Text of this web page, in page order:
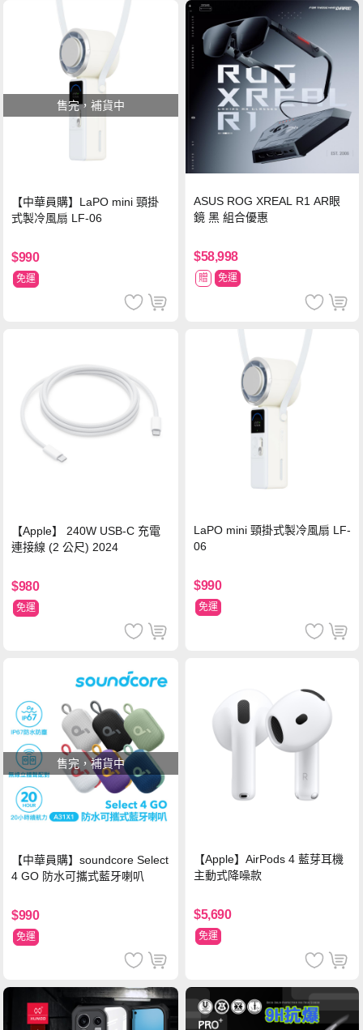
售完，補貨中
【中華員購】LaPO mini 頸掛
式製冷風扇 LF-06
$990
免運
ASUS ROG XREAL R1 AR眼
鏡 黑 組合優惠
$58,998
贈 免運
【Apple】 240W USB-C 充電
連接線 (2 公尺) 2024
$980
免運
LaPO mini 頸掛式製冷風扇 LF-
06
$990
免運
售完，補貨中
【中華員購】soundcore Select
4 GO 防水可攜式藍牙喇叭
$990
免運
【Apple】AirPods 4 藍芽耳機
主動式降噪款
$5,690
免運